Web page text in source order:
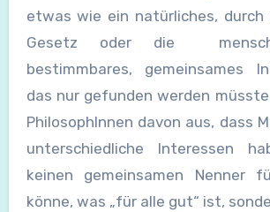
etwas wie ein natürliches,
Gesetz oder die
bestimmbares, gemeinsames
das nur gefunden werden
PhilosophInnen davon aus, dass
unterschiedliche Interessen
keinen gemeinsamen Nenner
könne, was „für alle gut“ ist,